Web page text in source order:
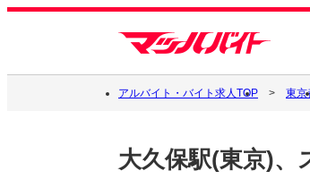
アルバイト・バイト求人TOP 東京
大久保駅(東京)、